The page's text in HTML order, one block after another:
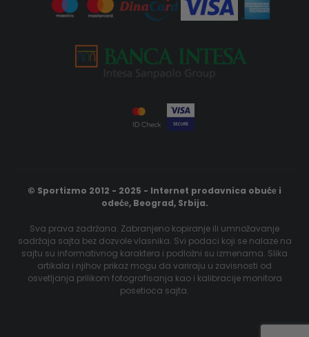
© Sportizmo 2012 - 2025 - Internet prodavnica obućе i
odećе, Beograd, Srbija.
Sva prava zadržana. Zabranjeno kopiranje ili umnožavanje
sadržaja sajta bez dozvole vlasnika. Svi podaci koji se nalaze na
sajtu su informativnog karaktera i podložni su izmenama. Slika
artikala i njihov prikaz mogu da variraju u zavisnosti od
osvetljanja prilikom fotografisanja kao i kalibracije monitora
posetioca sajta.